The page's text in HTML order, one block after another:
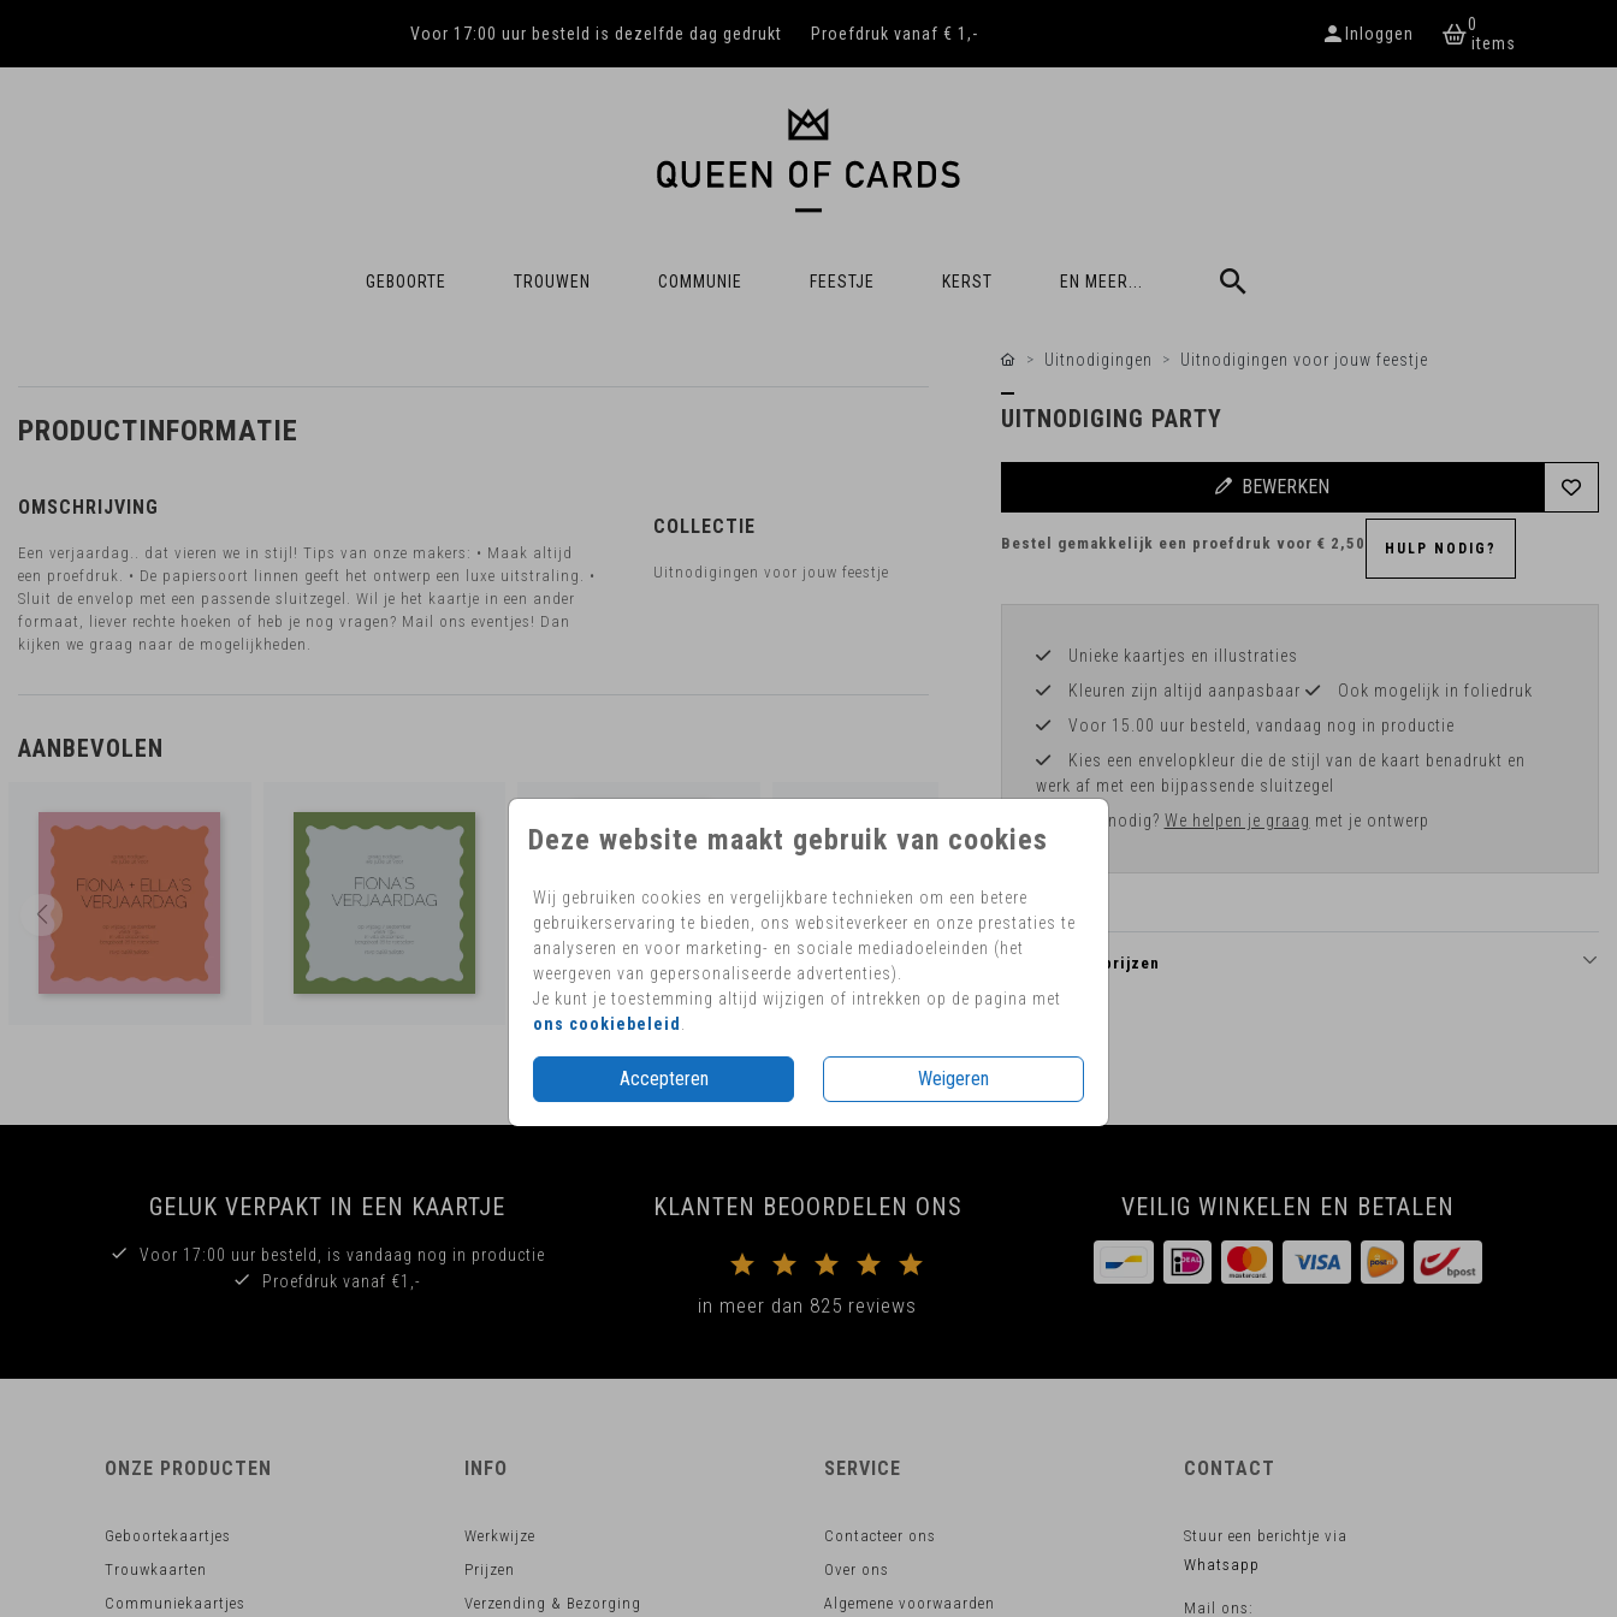
Voor 17:00 uur besteld is dezelfde dag gedrukt Proefdruk vanaf € 1,- Inloggen 0
GEBOORTE TROUWEN COMMUNIE FEESTJE KERST EN MEER...
Deze website maakt gebruik van cookies
Wij gebruiken cookies en vergelijkbare technieken om een betere
gebruikerservaring te bieden, ons websiteverkeer en onze prestaties te
analyseren en voor marketing- en sociale mediadoeleinden (het
weergeven van gepersonaliseerde advertenties).
Je kunt je toestemming altijd wijzigen of intrekken op de pagina met
ons cookiebeleid
Accepteren Weigeren
PRODUCTINFORMATIE
OMSCHRIJVING
Een verjaardag.. dat vieren we in stijl! Tips van onze makers: • Maak altijd
een proefdruk. • De papiersoort linnen geeft het ontwerp een luxe uitstraling. •
Sluit de envelop met een passende sluitzegel. Wil je het kaartje in een ander
formaat, liever rechte hoeken of heb je nog vragen? Mail ons eventjes! Dan
kijken we graag naar de mogelijkheden.
COLLECTIE
Uitnodigingen voor jouw feestje
AANBEVOLEN
Uitnodigingen Uitnodigingen voor jouw feestje
UITNODIGING PARTY
BEWERKEN
Bestel gemakkelijk een proefdruk voor € 2,50 HULP NODIG?
Unieke kaartjes en illustraties
Kleuren zijn altijd aanpasbaar
Ook mogelijk in foliedruk
Voor 15.00 uur besteld, vandaag nog in productie
Kies een envelopkleur die de stijl van de kaart benadrukt en
werk af met een bijpassende sluitzegel
Hulp nodig? We helpen je graag met je ontwerp
Formaten en prijzen
GELUK VERPAKT IN EEN KAARTJE
Voor 17:00 uur besteld, is vandaag nog in productie
Proefdruk vanaf €1,-
KLANTEN BEOORDELEN ONS
in meer dan 825 reviews
VEILIG WINKELEN EN BETALEN
ONZE PRODUCTEN
Geboortekaartjes
Trouwkaarten
Communiekaartjes
INFO
Werkwijze
Prijzen
Verzending & Bezorging
SERVICE
Contacteer ons
Over ons
Algemene voorwaarden
CONTACT
Stuur een berichtje via
Whatsapp
Mail ons: